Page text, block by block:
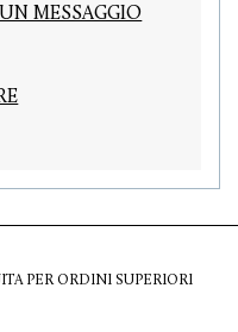
MESSAGGIO
PER ORDINI SUPERIORI